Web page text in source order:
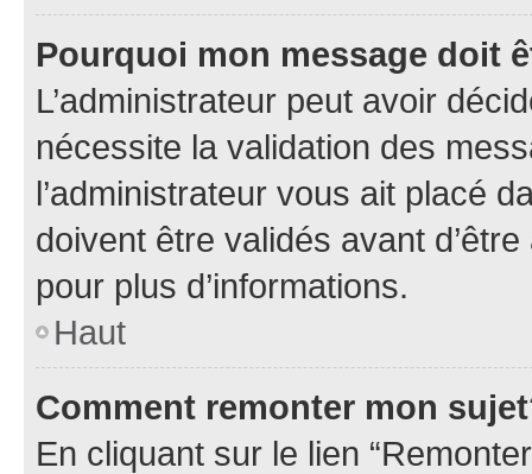
Pourquoi mon message doit
L’administrateur peut avoir
nécessite la validation des
l’administrateur vous ait placé
doivent être validés avant
pour plus d’informations.
Haut
Comment remonter mon
En cliquant sur le lien